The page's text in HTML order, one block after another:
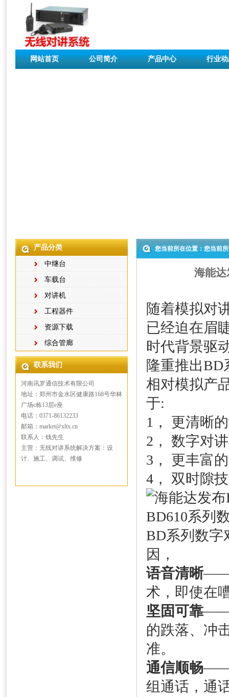
网站首页 公司简介 产品中心 行业
产品分类
中继台
车载台
对讲机
工程器件
资源下载
综合管廊
联系我们
河南讯罗通信技术有限公司
地址：郑州市金水区健康路168号华林
广场c栋13层e座
电话：0371-86132233
邮箱：market@xltx.cn
联系人：钱先生
主营：无线对讲系统解决方案：设
计、施工、调试、维修
您当前所在位置：您当前
海能达
随着模拟对
已经迫在眉
时代背景驱
隆重推出BD
相对模拟产
于:
1， 更清晰
2， 数字对
3， 更丰富
4， 双时隙
BD系列数字
因，
语音清晰
术，即使在
坚固可靠——
的跌落、冲
准。
通信顺畅——
组通话，通